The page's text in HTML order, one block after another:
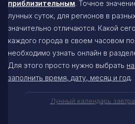
приблизительным. Точное
лунных суток, для регионов в
значительно отличаются. Какой
каждого города в своем часовом
необходимо узнать онлайн в
Для этого просто нужно выбрать
заполнить время, дату, месяц и год.
Лунный календарь